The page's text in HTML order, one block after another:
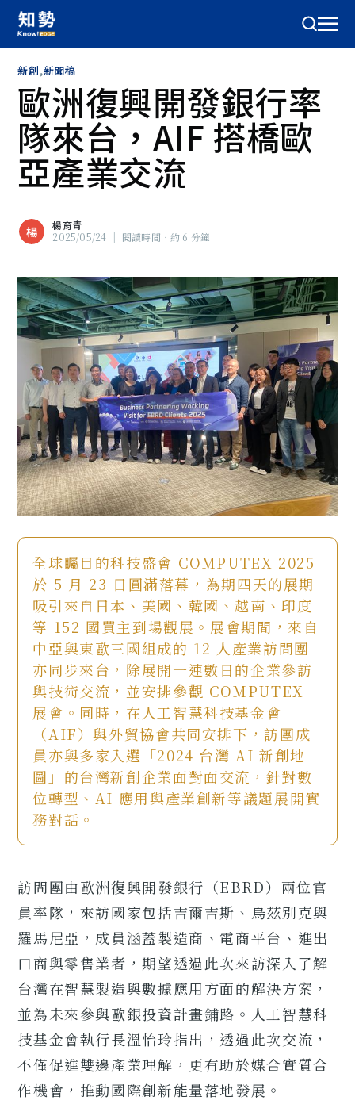
新創,新聞稿
歐洲復興開發銀行率
隊來台，AIF 搭橋歐
亞產業交流
楊
楊育青
2025/05/24 | 閱讀時間‧約 6 分鐘
全球矚目的科技盛會 COMPUTEX 2025
於 5 月 23 日圓滿落幕，為期四天的展期
吸引來自日本、美國、韓國、越南、印度
等 152 國買主到場觀展。展會期間，來自
中亞與東歐三國組成的 12 人產業訪問團
亦同步來台，除展開一連數日的企業參訪
與技術交流，並安排參觀 COMPUTEX
展會。同時，在人工智慧科技基金會
（AIF）與外貿協會共同安排下，訪團成
員亦與多家入選「2024 台灣 AI 新創地
圖」的台灣新創企業面對面交流，針對數
位轉型、AI 應用與產業創新等議題展開實
務對話。
訪問團由歐洲復興開發銀行（EBRD）兩位官
員率隊，來訪國家包括吉爾吉斯、烏茲別克與
羅馬尼亞，成員涵蓋製造商、電商平台、進出
口商與零售業者，期望透過此次來訪深入了解
台灣在智慧製造與數據應用方面的解決方案，
並為未來參與歐銀投資計畫鋪路。人工智慧科
技基金會執行長溫怡玲指出，透過此次交流，
不僅促進雙邊產業理解，更有助於媒合實質合
作機會，推動國際創新能量落地發展。